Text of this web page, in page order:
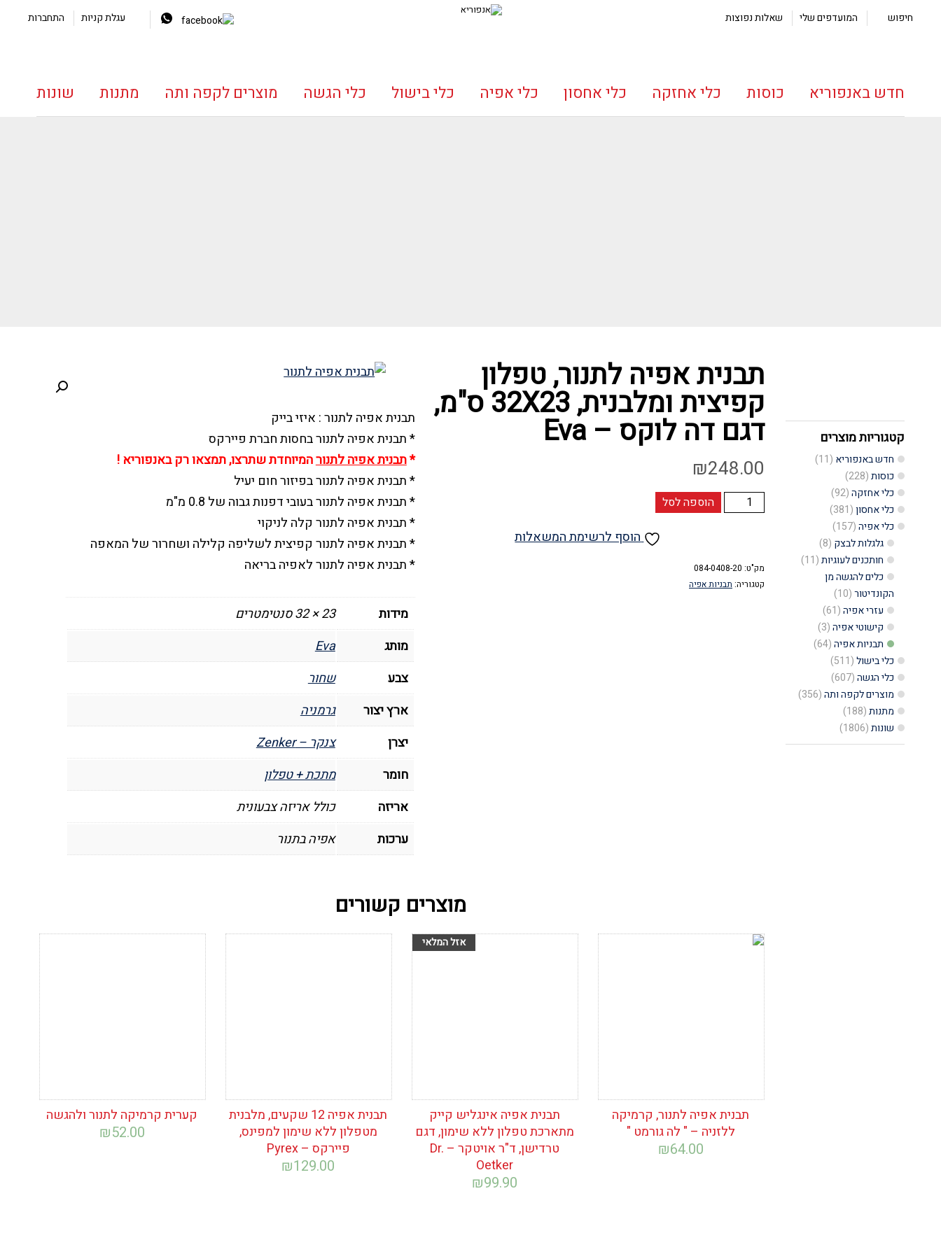
חיפוש המועדפים שלי שאלות נפוצות עגלת קניות התחברות
חדש באנפוריא כוסות כלי אחזקה כלי אחסון כלי אפיה כלי בישול כלי הגשה מוצרים לקפה ותה מתנות שונות
קטגוריות מוצרים
חדש באנפוריא (11)
כוסות(228)
כלי אחזקה(92)
כלי אחסון(381)
כלי אפיה(157)
גלגלות לבצק (8)
חותכנים לעוגיות(11)
כלים להגשה מן
הקונדיטור(10)
עזרי אפיה(61)
קישוטי אפיה(3)
תבניות אפיה(64)
כלי בישול(511)
כלי הגשה(607)
מוצרים לקפה ותה(356)
מתנות(188)
שונות(1806)
תבנית אפיה לתנור, טפלון
קפיצית ומלבנית, 32X23 ס"מ,
דגם דה לוקס – Eva
₪248.00
כמות
אפיה
לתנור,
הוספה לסל
הוסף לרשימת המשאלות
מק"ט: 084-0408-20
קטגוריה: תבניות אפיה
תבנית אפיה לתנור : איזי בייק
* תבנית אפיה לתנור בחסות חברת פיירקס
*תבנית אפיה לתנורהמיוחדת שתרצו, תמצאו רק באנפוריא !
* תבנית אפיה לתנור בפיזור חום יעיל
* תבנית אפיה לתנור בעובי דפנות גבוה של 0.8 מ"מ
* תבנית אפיה לתנור קלה לניקוי
* תבנית אפיה לתנור קפיצית לשליפה קלילה ושחרור של המאפה
* תבנית אפיה לתנור לאפיה בריאה
מידות
23 × 32 סנטימטרים
מותג
Eva
צבע
שחור
ארץ יצור
גרמניה
יצרן
צנקר – Zenker
חומר
מתכת + טפלון
אריזה
כולל אריזה צבעונית
ערכות
אפיה בתנור
מוצרים קשורים
תבנית אפיה לתנור, קרמיקה
ללזניה – " לה גורמט "
₪64.00
תבנית אפיה אינגליש קייק
מתארכת טפלון ללא שימון, דגם
טרדישן, ד"ר אויטקר – Dr.
Oetker
₪99.90
תבנית אפיה 12 שקעים, מלבנית
מטפלון ללא שימון למפינס,
פיירקס – Pyrex
₪129.00
קערית קרמיקה לתנור ולהגשה
₪52.00